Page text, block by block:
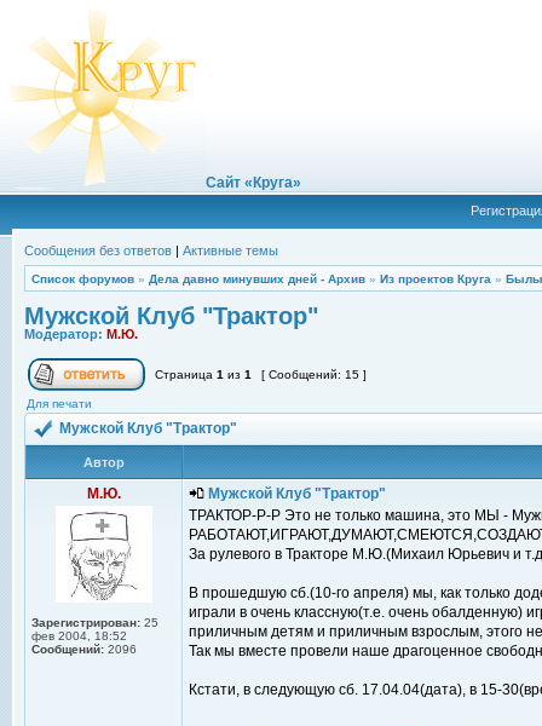
Сайт «Круга»
Сообщения без ответов | Активные темы
Список форумов » Дела давно минувших дней - Архив » Из проектов Круга »
Мужской Клуб "Трактор"
Модератор: М.Ю.
Страница 1 из 1 [ Сообщений: 15 ]
Для печати
Мужской Клуб "Трактор"
Автор
М.Ю.
Зарегистрирован: 25
фев 2004, 18:52
Сообщений: 2096
Мужской Клуб "Трактор"
ТРАКТОР-Р-Р Это не только машина, это МЫ -
За рулевого в Тракторе М.Ю.(Михаил Юрьевич и
В прошедшую сб.(10-го апреля) мы, как только
играли в очень классную(т.е. очень
приличным детям и приличным взрослым, этого
Так мы вместе провели наше драгоценное
Кстати, в следующую сб. 17.04.04(дата), в 15-